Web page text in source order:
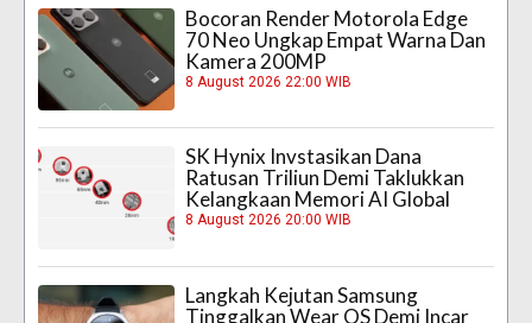
Bocoran Render Motorola Edge
70 Neo Ungkap Empat Warna Dan
Kamera 200MP
8 August 2026 22:00 WIB
SK Hynix Invstasikan Dana
Ratusan Triliun Demi Taklukkan
Kelangkaan Memori AI Global
8 August 2026 20:00 WIB
Langkah Kejutan Samsung
Tinggalkan Wear OS Demi Incar